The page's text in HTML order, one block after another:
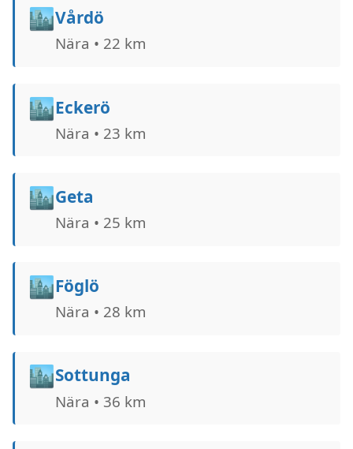
🏙️Vårdö
Nära • 22 km
🏙️Eckerö
Nära • 23 km
🏙️Geta
Nära • 25 km
🏙️Föglö
Nära • 28 km
🏙️Sottunga
Nära • 36 km